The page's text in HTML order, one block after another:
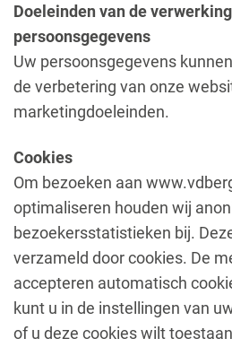
Doeleinden van de
persoonsgegevens
Uw persoonsgegevens
de verbetering van onze
marketingdoeleinden.
Cookies
Om bezoeken aan
optimaliseren houden wij
bezoekersstatistieken bij.
verzameld door cookies. De
accepteren automatisch
kunt u in de instellingen van
of u deze cookies wilt